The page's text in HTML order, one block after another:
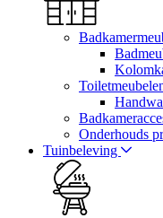
Onderhouds
Tuinbeleving